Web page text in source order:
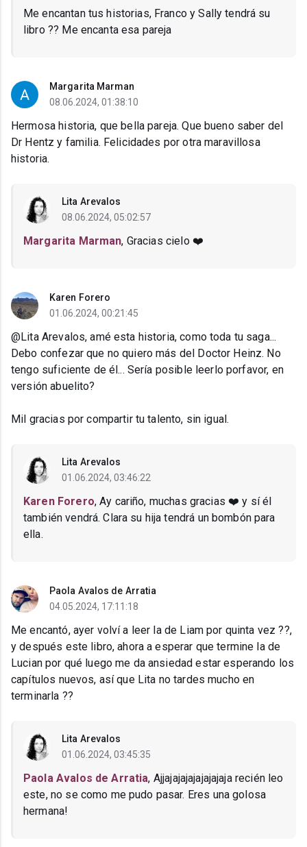
Me encantan tus historias, Franco y Sally tendrá su
libro ?? Me encanta esa pareja
Margarita Marman
08.06.2024, 01:38:10
Hermosa historia, que bella pareja. Que bueno saber del
Dr Hentz y familia. Felicidades por otra maravillosa
historia.
Lita Arevalos
08.06.2024, 05:02:57
Margarita Marman, Gracias cielo ❤️
Karen Forero
01.06.2024, 00:21:45
@Lita Arevalos, amé esta historia, como toda tu saga...
Debo confezar que no quiero más del Doctor Heinz. No
tengo suficiente de él... Sería posible leerlo porfavor, en
versión abuelito?
Mil gracias por compartir tu talento, sin igual.
Lita Arevalos
01.06.2024, 03:46:22
Karen Forero, Ay cariño, muchas gracias ❤️ y sí él
también vendrá. Clara su hija tendrá un bombón para
ella.
Paola Avalos de Arratia
04.05.2024, 17:11:18
Me encantó, ayer volví a leer la de Liam por quinta vez ??,
y después este libro, ahora a esperar que termine la de
Lucian por qué luego me da ansiedad estar esperando los
capítulos nuevos, así que Lita no tardes mucho en
terminarla ??
Lita Arevalos
01.06.2024, 03:45:35
Paola Avalos de Arratia, Ajjajajajajajajajaja recién leo
este, no se como me pudo pasar. Eres una golosa
hermana!